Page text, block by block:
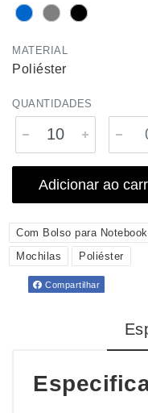
MATERIAL
Poliéster
QUANTIDADES
Adicionar ao
Com Bolso para Notebook
Mochilas
Poliéster
Compartilhar